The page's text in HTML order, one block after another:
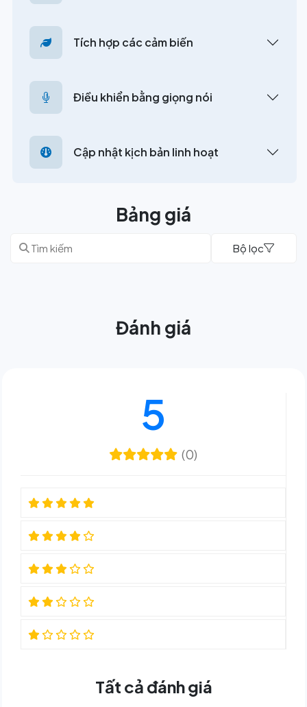
Tích hợp các cảm biến
Điều khiển bằng giọng nói
Cập nhật kịch bản linh hoạt
Bảng giá
Bộ lọc
Đánh giá
5
(0)
Tất cả đánh giá